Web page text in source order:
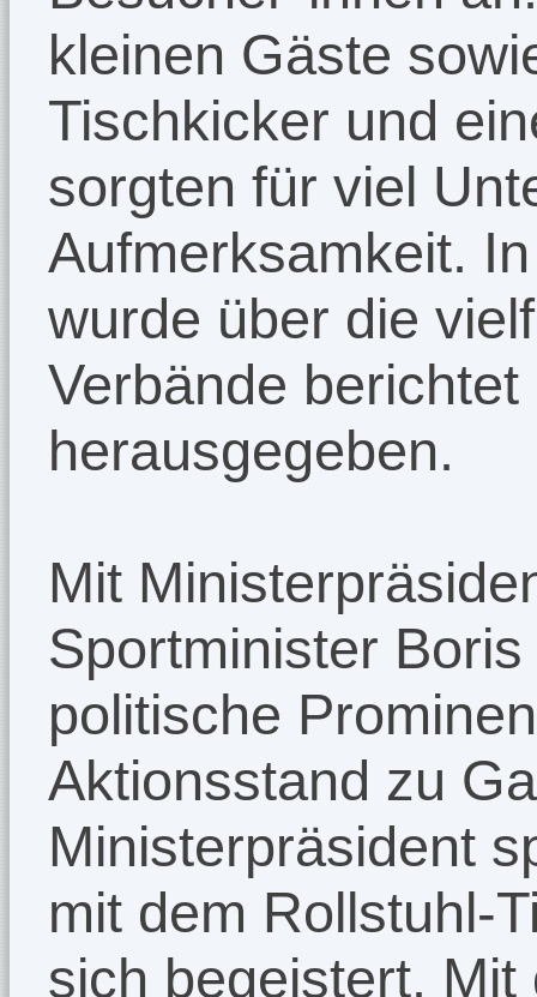
kleinen Gäste
Tischkicker und
sorgten für viel
Aufmerksamkeit.
wurde über die
Verbände
herausgegeben.
Mit
Sportminister
politische
Aktionsstand zu
Ministerpräsident
mit dem Rollstuhl-
sich begeistert.